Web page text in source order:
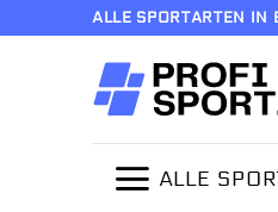
ALLE SPORTARTEN IN
ALLE